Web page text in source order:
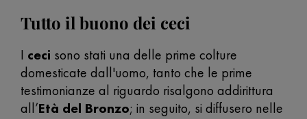
Tutto il buono dei ceci
I ceci sono stati una delle prime colture
domesticate dall'uomo, tanto che le prime
testimonianze al riguardo risalgono addirittura
all’Età del Bronzo; in seguito, si diffusero nelle